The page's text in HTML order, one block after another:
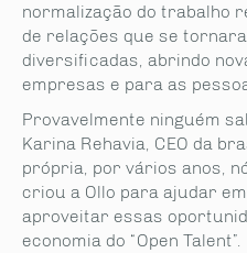
normalização do trabalho
de relações que se
diversificadas, abrindo
empresas e para as
Provavelmente ninguém
Karina Rehavia, CEO da
própria, por vários anos,
criou a Ollo para ajudar
aproveitar essas
economia do “Open Talent”.